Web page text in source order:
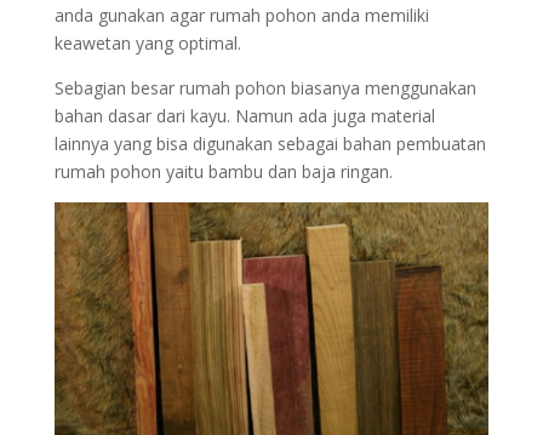
anda gunakan agar rumah pohon anda memiliki
keawetan yang optimal.
Sebagian besar rumah pohon biasanya menggunakan
bahan dasar dari kayu. Namun ada juga material
lainnya yang bisa digunakan sebagai bahan pembuatan
rumah pohon yaitu bambu dan baja ringan.